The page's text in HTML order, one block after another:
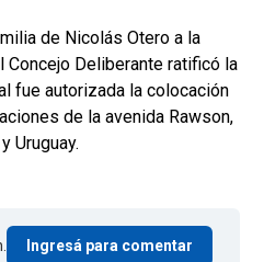
de Nicolás Otero a la
Concejo Deliberante ratificó la
fue autorizada la colocación
de la avenida Rawson,
Uruguay.
Ingresá para comentar